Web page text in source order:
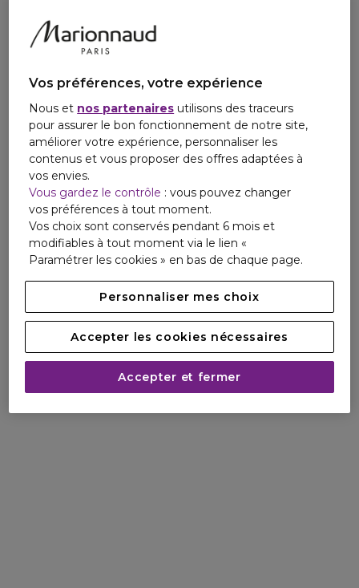
recherche, utilise la technologie Play of Color avec des
pierres précieuses finement broyées en grains opalescents
rayonnement à 360 degrés.
effet de lumière.
- Les six teintes de la palette de couleurs s'adaptent aux
différentes carnations grâce à deux intensités de
luminosité.
Les résultats :
- Le fini lumineux tient pendant 12 heures sans s'estomper,
sans ternir, sans craqueler, ni plisser*.
- 96% des personnes interrogées estiment qu'il glisse sur la
peau en douceur.
- 94% des utilisatrices estiment qu'il rend les traits du
visage plus gracieux.
- 92% des personnes interrogées estiment qu'il offre un
résultat rayonnant et convaincant**.
**Résultats d'auto-évaluation, testés par 105 femmes
Vos préférences, votre expérience
Nous et nos partenaires utilisons des traceurs
pour assurer le bon fonctionnement de notre site,
améliorer votre expérience, personnaliser les
contenus et vous proposer des offres adaptées à
vos envies.
Vous gardez le contrôle : vous pouvez changer
vos préférences à tout moment.
Vos choix sont conservés pendant 6 mois et
modifiables à tout moment via le lien «
Paramétrer les cookies » en bas de chaque page.
Personnaliser mes choix
Accepter les cookies nécessaires
Accepter et fermer